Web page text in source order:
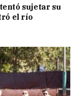
sujetar su
el río